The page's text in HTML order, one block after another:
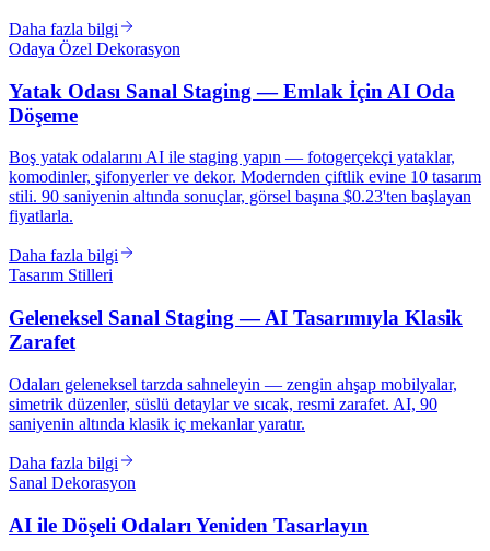
Daha fazla bilgi
Odaya Özel Dekorasyon
Yatak Odası Sanal Staging — Emlak İçin AI Oda
Döşeme
Boş yatak odalarını AI ile staging yapın — fotogerçekçi yataklar,
komodinler, şifonyerler ve dekor. Modernden çiftlik evine 10 tasarım
stili. 90 saniyenin altında sonuçlar, görsel başına $0.23'ten başlayan
fiyatlarla.
Daha fazla bilgi
Tasarım Stilleri
Geleneksel Sanal Staging — AI Tasarımıyla Klasik
Zarafet
Odaları geleneksel tarzda sahneleyin — zengin ahşap mobilyalar,
simetrik düzenler, süslü detaylar ve sıcak, resmi zarafet. AI, 90
saniyenin altında klasik iç mekanlar yaratır.
Daha fazla bilgi
Sanal Dekorasyon
AI ile Döşeli Odaları Yeniden Tasarlayın